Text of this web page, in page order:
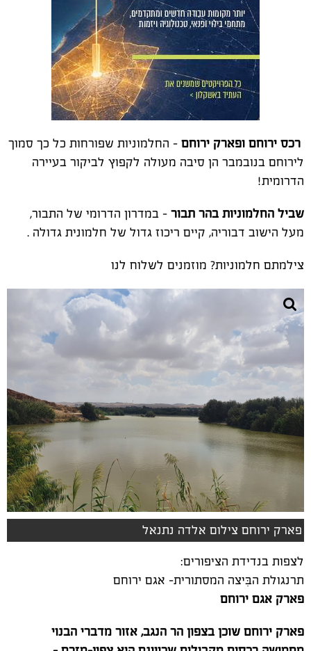
רכס ירוחם ופארק ירוחם - החלמוניות שפורחות כל כך סמוך
לירוחם בנובמבר הן סיבה מעולה לקפוץ לביקור בעיירה
הדרומית!
שביל החלמוניות בהר תבור - במדרון הדרומי של התבור,
מעל הישוב דבוריה, קיים ריכוז גדול של חלמונית גדולה .
צילמתם חלמוניות? מוזמנים לשלוח לנו
פארק ירוחם צילום אלדה נתנאל
לצפות בנדידת הציפורים:
תרנגולת הבִּיצה המסתורית- אגם ירוחם
פארק אגם ירוחם
פארק ירוחם שוכן בצפון הר הנגב, אזור מדברי הבנוי